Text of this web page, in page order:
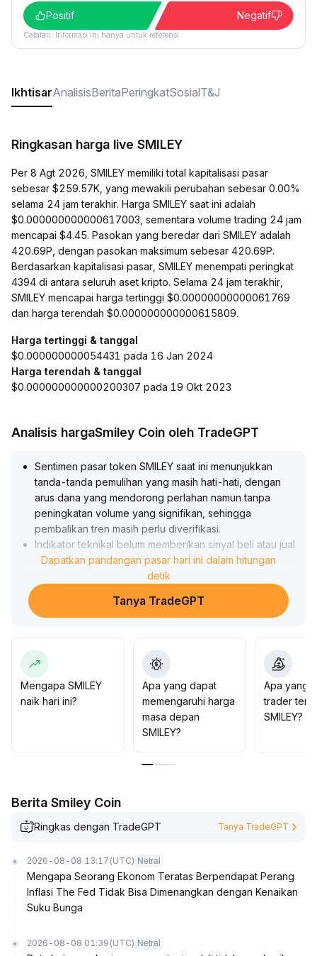
Positif
Negatif
Catatan: Informasi ini hanya untuk referensi.
IkhtisarAnalisisBeritaPeringkatSosialT&J
Ringkasan harga live SMILEY
Per 8 Agt 2026, SMILEY memiliki total kapitalisasi pasar
sebesar $259.57K, yang mewakili perubahan sebesar 0.00%
selama 24 jam terakhir. Harga SMILEY saat ini adalah
$0.000000000000617003, sementara volume trading 24 jam
mencapai $4.45. Pasokan yang beredar dari SMILEY adalah
420.69P, dengan pasokan maksimum sebesar 420.69P.
Berdasarkan kapitalisasi pasar, SMILEY menempati peringkat
4394 di antara seluruh aset kripto. Selama 24 jam terakhir,
SMILEY mencapai harga tertinggi $0.00000000000061769
dan harga terendah $0.000000000000615809.
Harga tertinggi & tanggal
$0.000000000054431 pada 16 Jan 2024
Harga terendah & tanggal
$0.000000000000200307 pada 19 Okt 2023
Analisis hargaSmiley Coin oleh TradeGPT
Sentimen pasar token SMILEY saat ini menunjukkan
tanda-tanda pemulihan yang masih hati-hati, dengan
arus dana yang mendorong perlahan namun tanpa
peningkatan volume yang signifikan, sehingga
pembalikan tren masih perlu diverifikasi.
Indikator teknikal belum memberikan sinyal beli atau jual
yang jelas, disarankan bagi investor untuk
memperhatikan perubahan volume perdagangan dan
konfirmasi penembusan pada area support 0,85–0,90
serta resistance di 1,05
mengejar kenaikan harga secara membabi buta
Dapatkan pandangan pasar hari ini dalam hitungan
detik
Tanya TradeGPT
Mengapa SMILEY
naik hari ini?
Apa yang dapat
memengaruhi harga
masa depan
SMILEY?
Apa yang
trader
SMILEY?
Berita Smiley Coin
Ringkas dengan TradeGPT Tanya TradeGPT
2026-08-08 13:17 (UTC) Netral
Mengapa Seorang Ekonom Teratas Berpendapat Perang
Inflasi The Fed Tidak Bisa Dimenangkan dengan Kenaikan
Suku Bunga
2026-08-08 01:39 (UTC) Netral